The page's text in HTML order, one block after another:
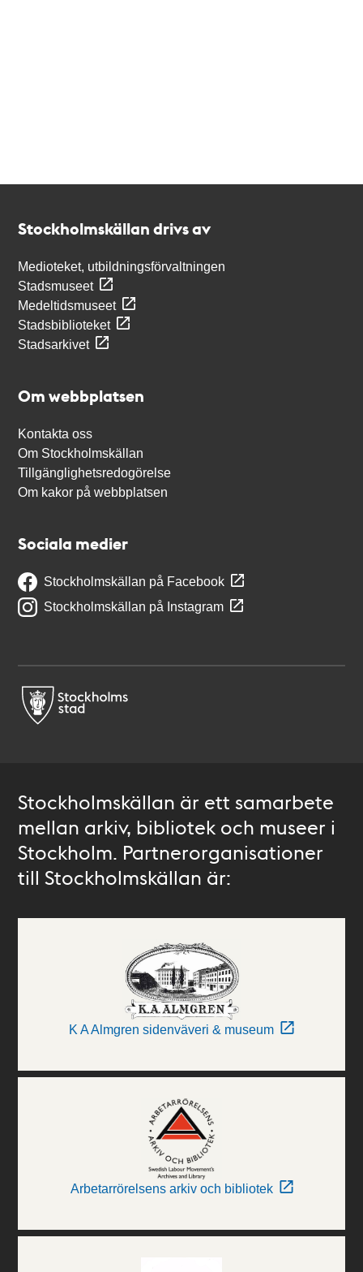
Stockholmskällan drivs av
Medioteket, utbildningsförvaltningen
Stadsmuseet
Medeltidsmuseet
Stadsbiblioteket
Stadsarkivet
Om webbplatsen
Kontakta oss
Om Stockholmskällan
Tillgänglighetsredogörelse
Om kakor på webbplatsen
Sociala medier
Stockholmskällan på Facebook
Stockholmskällan på Instagram
Stockholmskällan är ett samarbete
mellan arkiv, bibliotek och museer i
Stockholm. Partnerorganisationer
till Stockholmskällan är:
K A Almgren sidenväveri & museum
Arbetarrörelsens arkiv och bibliotek